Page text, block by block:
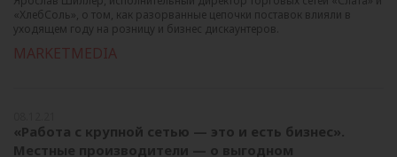
«ХлебСоль», о том, как разорванные цепочки поставок влияли в
уходящем году на розницу и бизнес дискаунтеров.
MARKETMEDIA
«Работа с крупной сетью — это и есть бизнес».
Местные производители — о выгодном